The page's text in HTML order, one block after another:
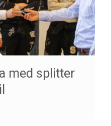
med splitter